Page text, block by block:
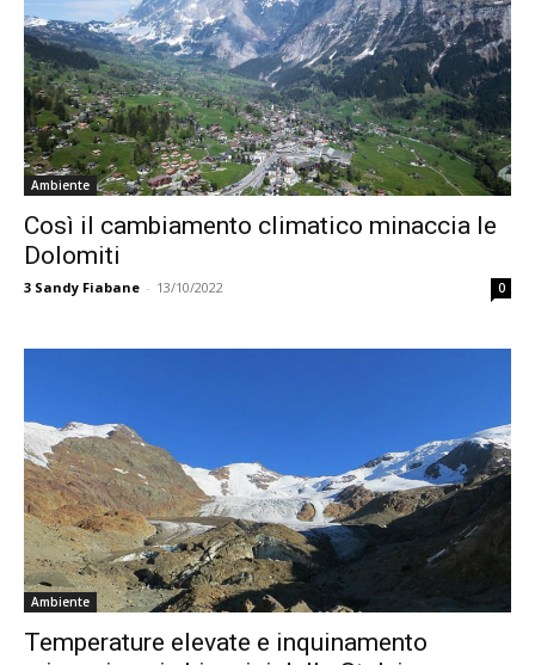
Ambiente
Così il cambiamento climatico minaccia le
Dolomiti
3 Sandy Fiabane - 13/10/2022 0
Ambiente
Temperature elevate e inquinamento